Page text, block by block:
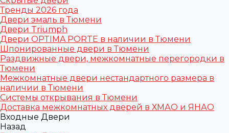
Тренды 2026 года
Двери эмаль в Тюмени
Двери Triumph
Двери OPTIMA PORTE в наличии в Тюмени
Шпонированные двери в Тюмени
Раздвижные двери, межкомнатные перегородки в
Тюмени
Межкомнатные двери нестандартного размера в
наличии в Тюмени
Системы открывания в Тюмени
Доставка межкомнатных дверей в ХМАО и ЯНАО
Входные Двери
Назад